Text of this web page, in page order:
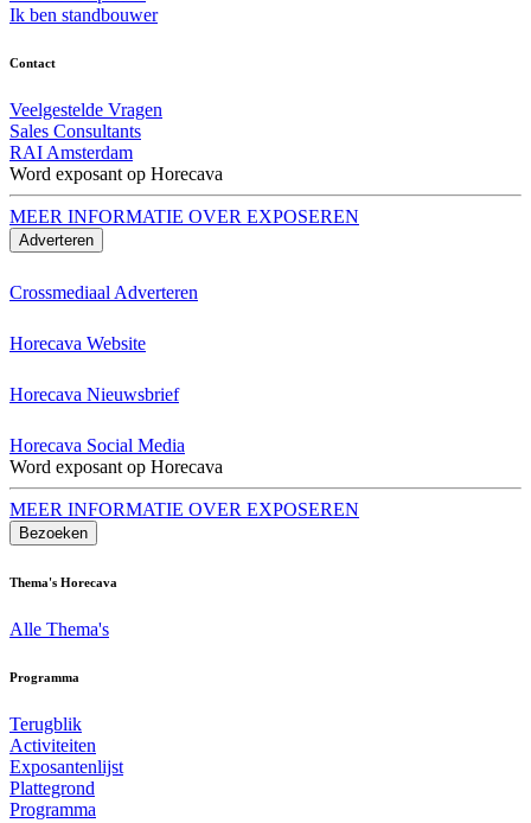
Ik ben standbouwer
Contact
Veelgestelde Vragen
Sales Consultants
RAI Amsterdam
Word exposant op Horecava
MEER INFORMATIE OVER EXPOSEREN
Adverteren
Crossmediaal Adverteren
Horecava Website
Horecava Nieuwsbrief
Horecava Social Media
Word exposant op Horecava
MEER INFORMATIE OVER EXPOSEREN
Bezoeken
Thema's Horecava
Alle Thema's
Programma
Terugblik
Activiteiten
Exposantenlijst
Plattegrond
Programma